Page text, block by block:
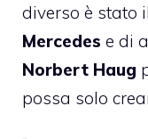
diverso è stato
Mercedes e di
Norbert Haug
possa solo